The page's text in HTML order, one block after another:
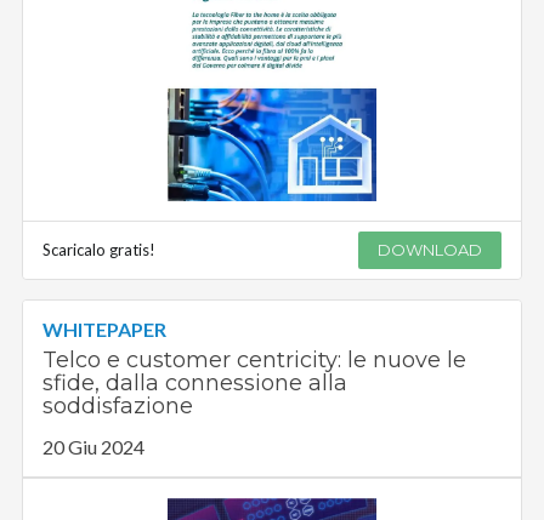
Scaricalo gratis! DOWNLOAD
WHITEPAPER
Telco e customer centricity: le nuove le
sfide, dalla connessione alla
soddisfazione
20 Giu 2024